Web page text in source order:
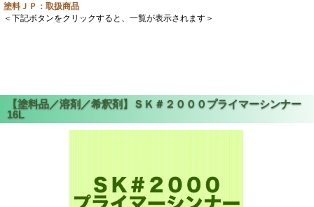
塗料ＪＰ：取扱商品
＜下記ボタンをクリックすると、一覧が表示されます＞